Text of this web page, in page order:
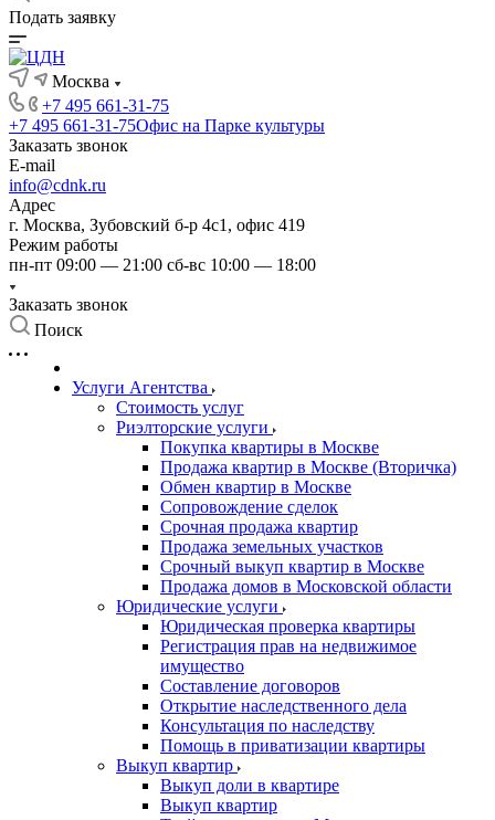
Подать заявку
Москва
+7 495 661-31-75
+7 495 661-31-75Офис на Парке культуры
Заказать звонок
E-mail
info@cdnk.ru
Адрес
г. Москва, Зубовский б-р 4с1, офис 419
Режим работы
пн-пт 09:00 — 21:00 сб-вс 10:00 — 18:00
Заказать звонок
Поиск
Услуги Агентства
Стоимость услуг
Риэлторские услуги
Покупка квартиры в Москве
Продажа квартир в Москве (Вторичка)
Обмен квартир в Москве
Сопровождение сделок
Срочная продажа квартир
Продажа земельных участков
Срочный выкуп квартир в Москве
Продажа домов в Московской области
Юридические услуги
Юридическая проверка квартиры
Регистрация прав на недвижимое
имущество
Составление договоров
Открытие наследственного дела
Консультация по наследству
Помощь в приватизации квартиры
Выкуп квартир
Выкуп доли в квартире
Выкуп квартир